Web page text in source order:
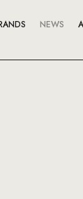
NEWS